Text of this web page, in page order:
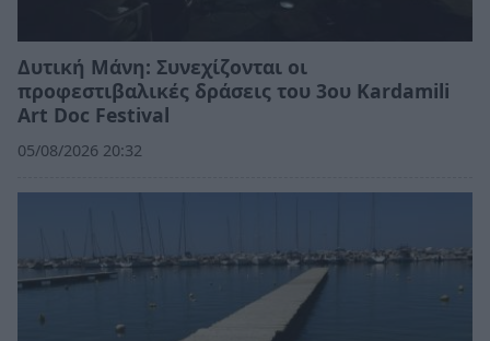
Δυτική Μάνη: Συνεχίζονται οι
προφεστιβαλικές δράσεις του 3ου Kardamili
Art Doc Festival
05/08/2026 20:32